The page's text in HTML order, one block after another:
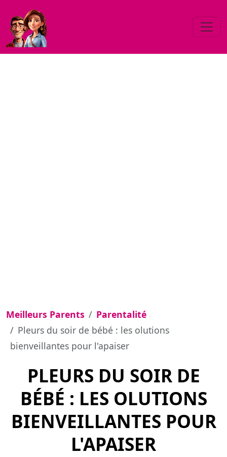
Meilleurs Parents
Parentalité
Pleurs du soir de bébé : les olutions
bienveillantes pour l'apaiser
PLEURS DU SOIR DE
BÉBÉ : LES OLUTIONS
BIENVEILLANTES POUR
L'APAISER